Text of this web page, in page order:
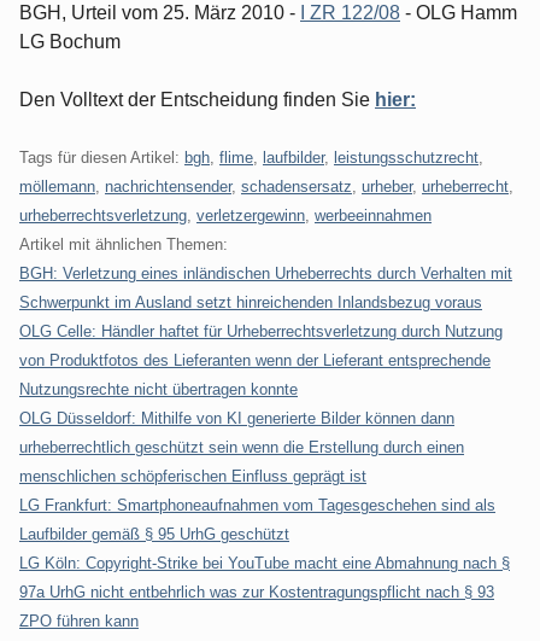
BGH, Urteil vom 25. März 2010 -
I ZR 122/08 - OLG Hamm
LG Bochum
Den Volltext der Entscheidung finden Sie hier:
Tags für diesen Artikel: bgh flime laufbilder, leistungsschutzrecht
möllemann nachrichtensender, schadensersatz urheber, urheberrecht
urheberrechtsverletzung verletzergewinn werbeeinnahmen
Artikel mit ähnlichen Themen:
BGH: Verletzung eines inländischen Urheberrechts durch Verhalten mit
Schwerpunkt im Ausland setzt hinreichenden Inlandsbezug voraus
OLG Celle: Händler haftet für Urheberrechtsverletzung durch Nutzung
von Produktfotos des Lieferanten wenn der Lieferant entsprechende
Nutzungsrechte nicht übertragen konnte
OLG Düsseldorf: Mithilfe von KI generierte Bilder können dann
urheberrechtlich geschützt sein wenn die Erstellung durch einen
menschlichen schöpferischen Einfluss geprägt ist
LG Frankfurt: Smartphoneaufnahmen vom Tagesgeschehen sind als
Laufbilder gemäß § 95 UrhG geschützt
LG Köln: Copyright-Strike bei YouTube macht eine Abmahnung nach §
97a UrhG nicht entbehrlich was zur Kostentragungspflicht nach § 93
ZPO führen kann